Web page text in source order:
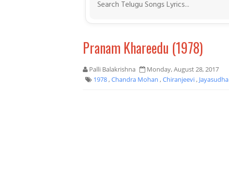
Pranam Khareedu (1978)
Palli Balakrishna
Monday, August 28, 2017
1978,Chandra Mohan ,Chiranjeevi, Jayasudha